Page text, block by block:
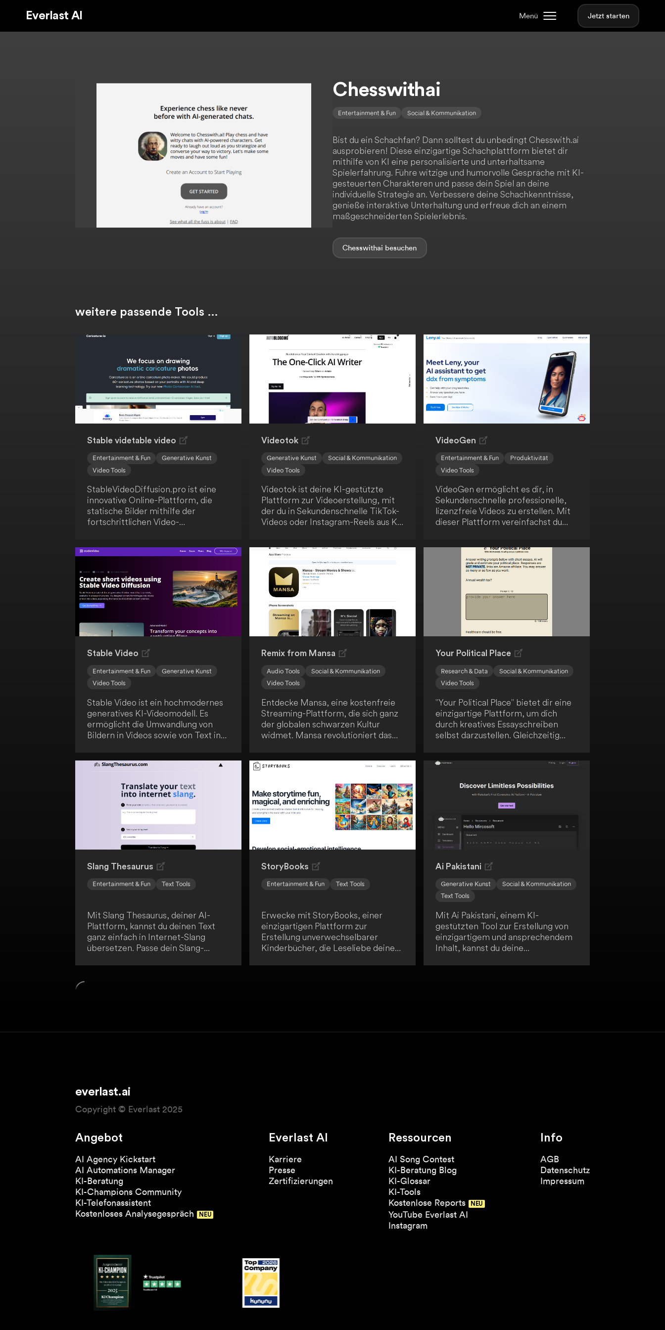
Everlast AI Menü Jetzt starten
Chesswithai
Entertainment & Fun Social & Kommunikation
Bist du ein Schachfan? Dann solltest du unbedingt Chesswith.ai
ausprobieren! Diese einzigartige Schachplattform bietet dir
mithilfe von KI eine personalisierte und unterhaltsame
Spielerfahrung. Führe witzige und humorvolle Gespräche mit KI-
gesteuerten Charakteren und passe dein Spiel an deine
individuelle Strategie an. Verbessere deine Schachkenntnisse,
genieße interaktive Unterhaltung und erfreue dich an einem
maßgeschneiderten Spielerlebnis.
Chesswithai
weitere passende Tools …
Stable videtable video
Entertainment & Fun
Generative Kunst
Video Tools
StableVideoDiffusion.pro ist eine
innovative Online-Plattform, die
statische Bilder mithilfe der
fortschrittlichen Video-
Der Service ermöglicht kostenlosen
auf hochauflösende Videoerstellung
mit Bildraten zwischen 3 und 30
Frames pro Sekunde. Du kannst
Videos von bis zu 4 Sekunden Länge
in einer Auflösung von 576x1024
erstellen, was die Plattform ideal für
Interessierte macht.
Videotok
Generative Kunst
Social & Kommunikation
Video Tools
Videotok ist deine KI-gestützte
Plattform zur Videoerstellung, mit
der du in Sekundenschnelle TikTok-
Videos oder Instagram-Reels aus KI-
professionelle
Bearbeitungsfähigkeiten zu
benötigen. Die Nutzung dieser
benutzerfreundlichen Plattform ist
einfach und intuitiv.
VideoGen
Entertainment & Fun
Produktivität
Video Tools
VideoGen ermöglicht es dir, in
Sekundenschnelle professionelle,
lizenzfreie Videos zu erstellen. Mit
dieser Plattform vereinfachst du
kostspielig ist. Mit nur wenigen
Klicks kannst du beeindruckende
Videos kreieren.
Stable Video
Entertainment & Fun
Generative Kunst
Video Tools
Stable Video ist ein hochmodernes
generatives KI-Videomodell. Es
ermöglicht die Umwandlung von
Bildern in Videos sowie von Text in
Inhaltsproduktion. Dieses Tool
kreative Anwendungen.
Remix from Mansa
Audio Tools
Social & Kommunikation
Video Tools
Entdecke Mansa, eine kostenfreie
Streaming-Plattform, die sich ganz
der globalen schwarzen Kultur
widmet. Mansa revolutioniert das
Du kannst sogar ausgewählte Titel
gestalten - ein einzigartiges
Erlebnis!
Your Political Place
Research & Data
Social & Kommunikation
Video Tools
"Your Political Place" bietet dir eine
einzigartige Plattform, um dich
durch kreatives Essayschreiben
selbst darzustellen. Gleichzeitig
politischen Orientierung. Verbinde
Schreiben mit den Möglichkeiten
modernster Technologie.
Slang Thesaurus
Entertainment & Fun Text Tools
Mit Slang Thesaurus, deiner AI-
Plattform, kannst du deinen Text
ganz einfach in Internet-Slang
übersetzen. Passe dein Slang-
StoryBooks
Entertainment & Fun Text Tools
Erwecke mit StoryBooks, einer
einzigartigen Plattform zur
Erstellung unverwechselbarer
Kinderbücher, die Leseliebe deines
Ai Pakistani
Generative Kunst
Social & Kommunikation
Text Tools
Mit Ai Pakistani, einem KI-
gestützten Tool zur Erstellung von
einzigartigem und ansprechendem
Inhalt, kannst du deine
everlast.ai
Copyright © Everlast 2025
Angebot
AI Agency Kickstart
AI Automations Manager
KI-Beratung
KI-Champions Community
KI-Telefonassistent
Kostenloses Analysegespräch
Everlast AI
Karriere
Presse
Zertifizierungen
Ressourcen
AI Song Contest
KI-Beratung Blog
KI-Glossar
KI-Tools
Kostenlose Reports
YouTube Everlast AI
Instagram
Info
AGB
Datenschutz
Impressum